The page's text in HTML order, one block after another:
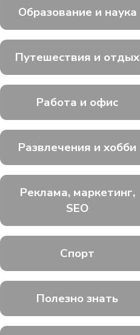
Образование и наука
Путешествия и отдых
Работа и офис
Развлечения и хобби
Реклама, маркетинг,
SEO
Спорт
Полезно знать